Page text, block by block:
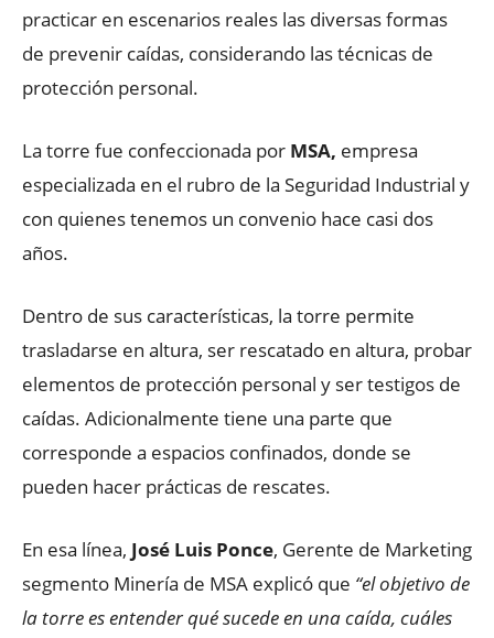
practicar en escenarios reales las diversas formas
de prevenir caídas, considerando las técnicas de
protección personal.
La torre fue confeccionada por MSA, empresa
especializada en el rubro de la Seguridad Industrial y
con quienes tenemos un convenio hace casi dos
años.
Dentro de sus características, la torre permite
trasladarse en altura, ser rescatado en altura, probar
elementos de protección personal y ser testigos de
caídas. Adicionalmente tiene una parte que
corresponde a espacios confinados, donde se
pueden hacer prácticas de rescates.
En esa línea, José Luis Ponce, Gerente de Marketing
segmento Minería de MSA explicó que “el objetivo de
la torre es entender qué sucede en una caída, cuáles